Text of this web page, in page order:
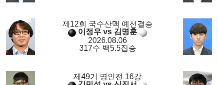
제12회 국수산맥 예선결승
이정우 vs 김명훈
2026.08.06
317수 백5.5집승
제49기 명인전 16강